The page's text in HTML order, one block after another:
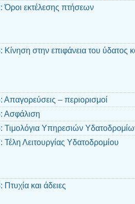
Όροι εκτέλεσης πτήσεων
στην επιφάνεια του ύδατος
– περιορισμοί
Ασφάλιση
Τιμολόγια Υπηρεσιών
Λειτουργίας Υδατοδρομίου
και άδειες